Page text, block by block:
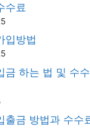
수료
입방법
금 하는 법 및 수
출금 방법과 수수